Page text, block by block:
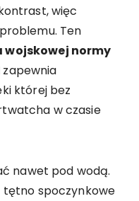
więc
Ten
wojskowej normy
zapewnia
której bez
w czasie
nawet pod wodą.
tętno spoczynkowe